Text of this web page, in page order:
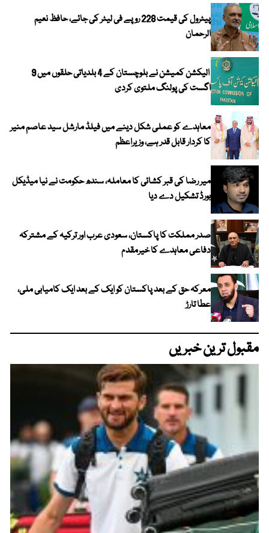
پیٹرول کی قیمت 228 روپے فی لیٹر کی جائے، حافظ نعیم
الرحمان
الیکشن کمیشن نے بلوچستان کے 4 بلدیاتی حلقوں میں 9
اگست کی پولنگ ملتوی کردی
معاہدے کو عملی شکل دینے میں فیلڈ مارشل سید عاصم منیر
کا کردار قابل قدر ہے، وزیراعظم
میر رضا کی قبر کشائی کا معاملہ، سندھ حکومت نے نیا میڈیکل
بورڈ تشکیل دے دیا
صدر مملکت کا پاکستان، سعودی عرب اور ترکیہ کے مشترکہ
دفاعی معاہدے کا خیرمقدم
معرکہ حق کے بعد پاکستان کو ایک کے بعد ایک کامیابی ملی،
عطا تارڑ
مقبول ترین خبریں